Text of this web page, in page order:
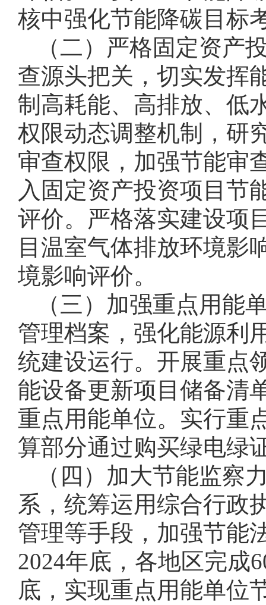
核中强化节能降碳目标
（二）严格固定资产
查源头把关，切实发挥
制高耗能、高排放、低
权限动态调整机制，研
审查权限，加强节能审
入固定资产投资项目节
评价。严格落实建设项
目温室气体排放环境影
境影响评价。
（三）加强重点用能
管理档案，强化能源利
统建设运行。开展重点
能设备更新项目储备清
重点用能单位。实行重
算部分通过购买绿电绿
（四）加大节能监察
系，统筹运用综合行政
管理等手段，加强节能
2024年底，各地区完成
底，实现重点用能单位